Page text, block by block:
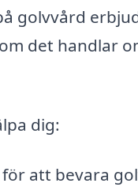
golvvård
det handlar
dig:
att bevara